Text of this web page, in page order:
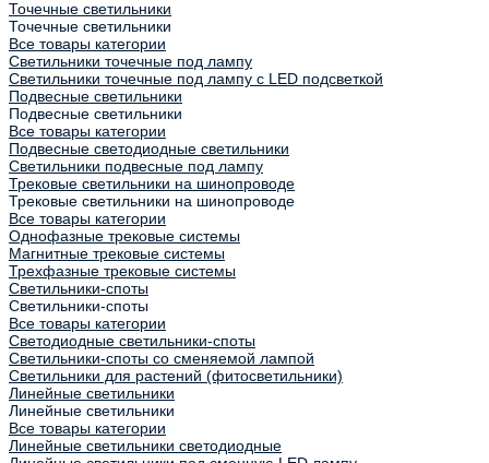
Точечные светильники
Точечные светильники
Все товары категории
Светильники точечные под лампу
Светильники точечные под лампу с LED подсветкой
Подвесные светильники
Подвесные светильники
Все товары категории
Подвесные светодиодные светильники
Светильники подвесные под лампу
Трековые светильники на шинопроводе
Трековые светильники на шинопроводе
Все товары категории
Однофазные трековые системы
Магнитные трековые системы
Трехфазные трековые системы
Светильники-споты
Светильники-споты
Все товары категории
Светодиодные светильники-споты
Светильники-споты со сменяемой лампой
Светильники для растений (фитосветильники)
Линейные светильники
Линейные светильники
Все товары категории
Линейные светильники светодиодные